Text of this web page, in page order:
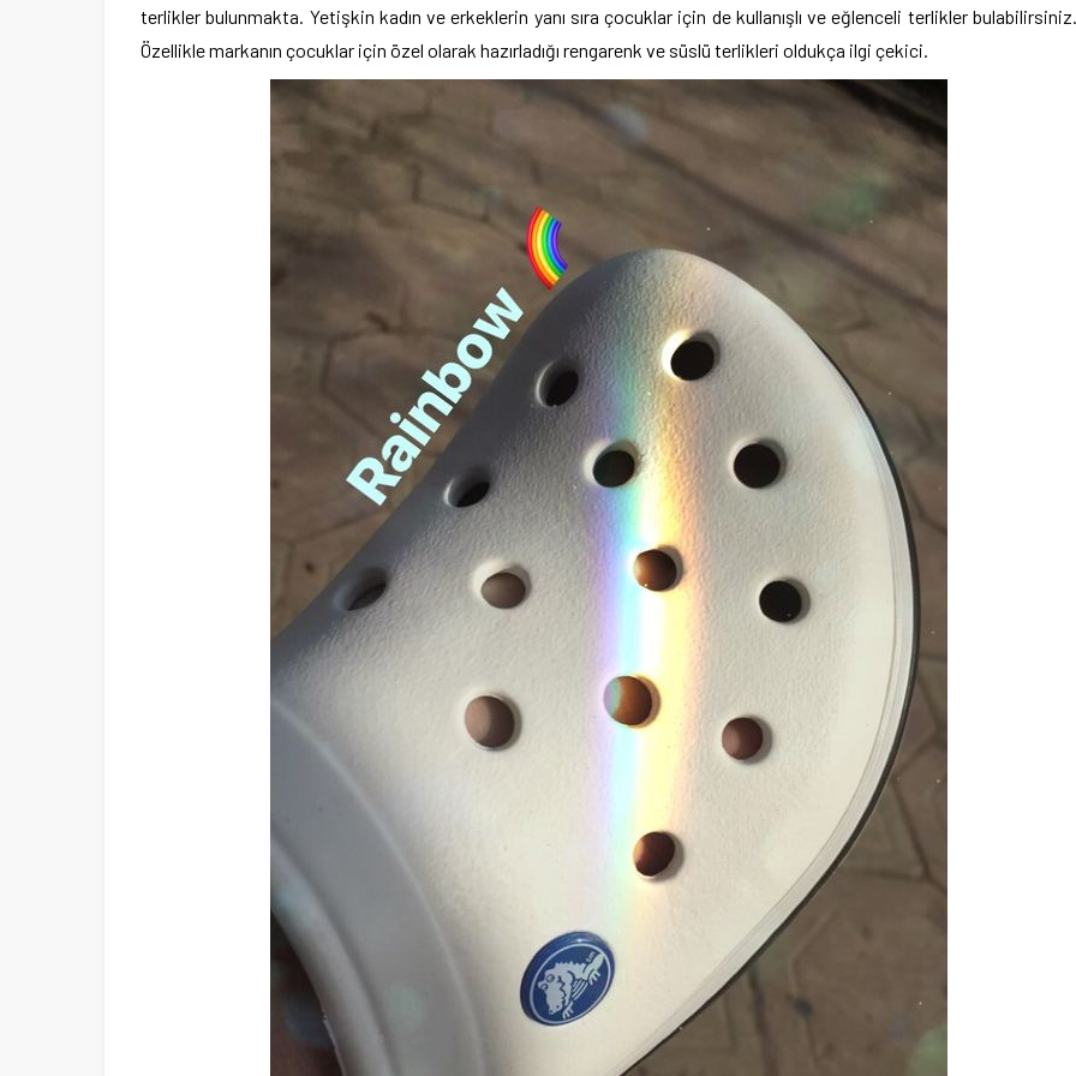
terlikler bulunmakta. Yetişkin kadın ve erkeklerin yanı sıra çocuklar için de kullanışlı ve eğlenceli terlikler bulabilirsiniz.
Özellikle markanın çocuklar için özel olarak hazırladığı rengarenk ve süslü terlikleri oldukça ilgi çekici.